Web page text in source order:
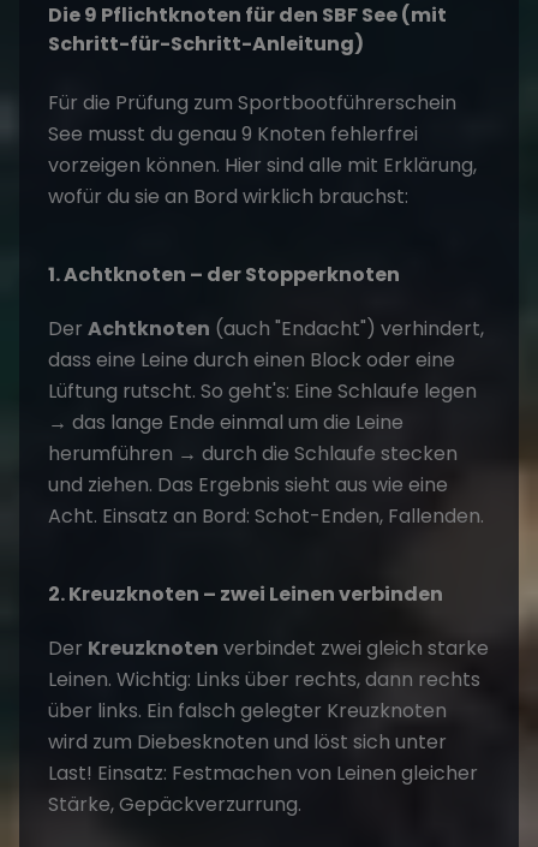
Die 9 Pflichtknoten für den SBF See (mit
Schritt-für-Schritt-Anleitung)
Für die Prüfung zum Sportbootführerschein
See musst du genau 9 Knoten fehlerfrei
vorzeigen können. Hier sind alle mit Erklärung,
wofür du sie an Bord wirklich brauchst:
1. Achtknoten – der Stopperknoten
Der Achtknoten (auch "Endacht") verhindert,
dass eine Leine durch einen Block oder eine
Lüftung rutscht. So geht's: Eine Schlaufe legen
→ das lange Ende einmal um die Leine
herumführen → durch die Schlaufe stecken
und ziehen. Das Ergebnis sieht aus wie eine
Acht. Einsatz an Bord: Schot-Enden, Fallenden.
2. Kreuzknoten – zwei Leinen verbinden
Der Kreuzknoten verbindet zwei gleich starke
Leinen. Wichtig: Links über rechts, dann rechts
über links. Ein falsch gelegter Kreuzknoten
wird zum Diebesknoten und löst sich unter
Last! Einsatz: Festmachen von Leinen gleicher
Stärke, Gepäckverzurrung.